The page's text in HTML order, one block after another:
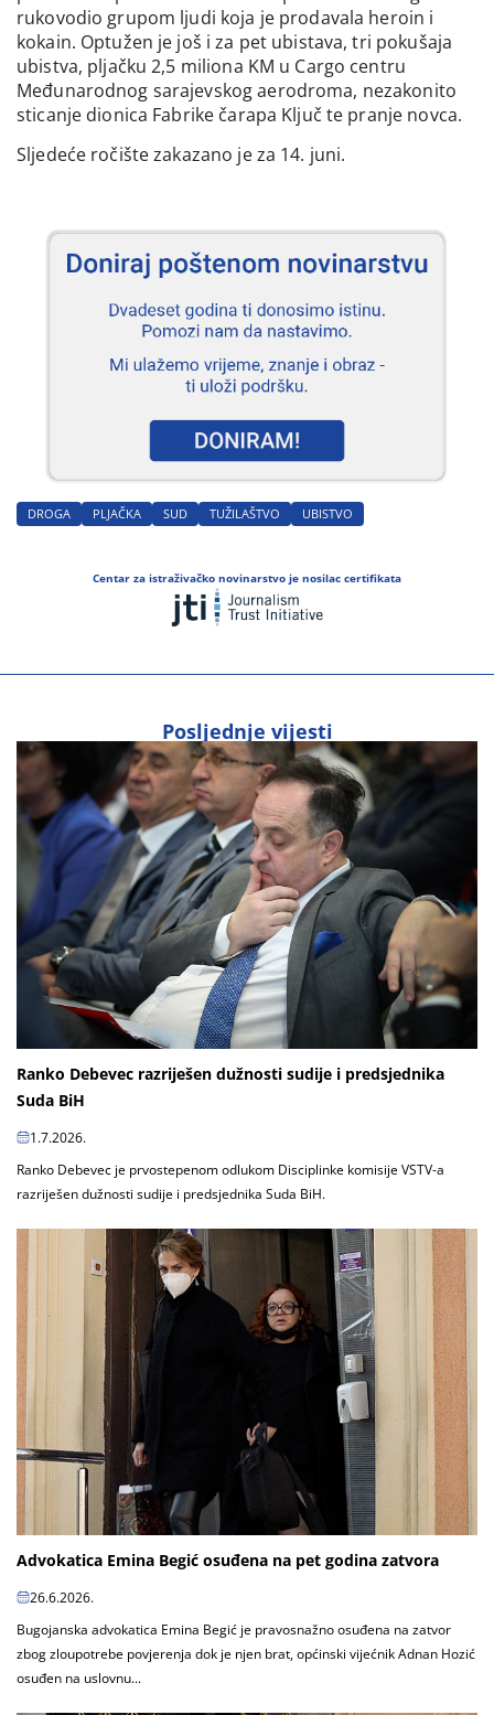
rukovodio grupom ljudi koja je prodavala heroin i
kokain. Optužen je još i za pet ubistava, tri pokušaja
ubistva, pljačku 2,5 miliona KM u Cargo centru
Međunarodnog sarajevskog aerodroma, nezakonito
sticanje dionica Fabrike čarapa Ključ te pranje novca.
Sljedeće ročište zakazano je za 14. juni.
DROGA PLJAČKA SUD TUŽILAŠTVO UBISTVO
Centar za istraživačko novinarstvo je nosilac certifikata
Posljednje vijesti
Ranko Debevec razriješen dužnosti sudije i predsjednika
Suda BiH
1.7.2026.
Ranko Debevec je prvostepenom odlukom Disciplinke komisije VSTV-a
razriješen dužnosti sudije i predsjednika Suda BiH.
Advokatica Emina Begić osuđena na pet godina zatvora
26.6.2026.
Bugojanska advokatica Emina Begić je pravosnažno osuđena na zatvor
zbog zloupotrebe povjerenja dok je njen brat, općinski vijećnik Adnan Hozić
osuđen na uslovnu...